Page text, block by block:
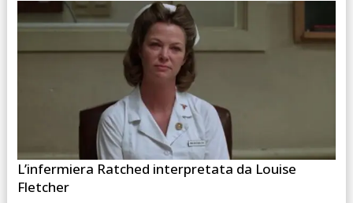
L’infermiera Ratched interpretata da Louise
Fletcher